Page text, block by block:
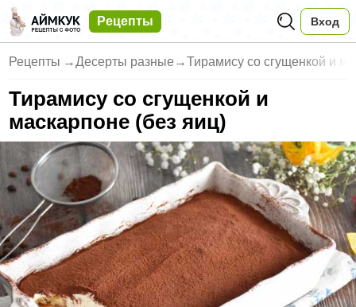
Рецепты Вход
Рецепты →Десерты разные →Тирамису со сгущенкой и
Тирамису со сгущенкой и
маскарпоне (без яиц)